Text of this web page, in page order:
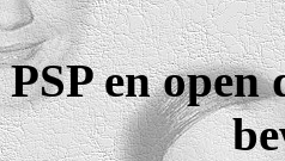
en